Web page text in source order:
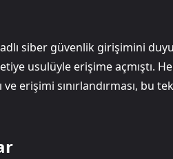
siber güvenlik girişimini
usulüyle erişime açmıştı.
erişimi sınırlandırması, bu